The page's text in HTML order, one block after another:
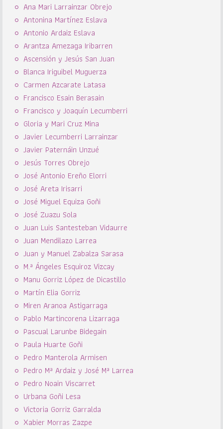
Ana Mari Larrainzar Obrejo
Antonina Martínez Eslava
Antonio Ardaiz Eslava
Arantza Amezaga Iribarren
Ascensión y Jesús San Juan
Blanca Iriguibel Muguerza
Carmen Azcarate Latasa
Francisco Esain Berasain
Francisco y Joaquín Lecumberri
Gloria y Mari Cruz Mina
Javier Lecumberri Larrainzar
Javier Paternáin Unzué
Jesús Torres Obrejo
José Antonio Ereño Elorri
José Areta Irisarri
José Miguel Equiza Goñi
José Zuazu Sola
Juan Luis Santesteban Vidaurre
Juan Mendilazo Larrea
Juan y Manuel Zabalza Sarasa
M.ª Ángeles Esquiroz Vizcay
Manu Gorriz López de Dicastillo
Martín Elia Gorriz
Miren Aranoa Astigarraga
Pablo Martincorena Lizarraga
Pascual Larunbe Bidegain
Paula Huarte Goñi
Pedro Manterola Armisen
Pedro Mª Ardaiz y José Mª Larrea
Pedro Noain Viscarret
Urbana Goñi Lesa
Victoria Gorriz Garralda
Xabier Morras Zazpe